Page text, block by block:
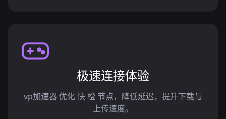
极速连接体验
vp加速器 优化 快 橙 节点，降低延迟，提升下载与
上传速度。